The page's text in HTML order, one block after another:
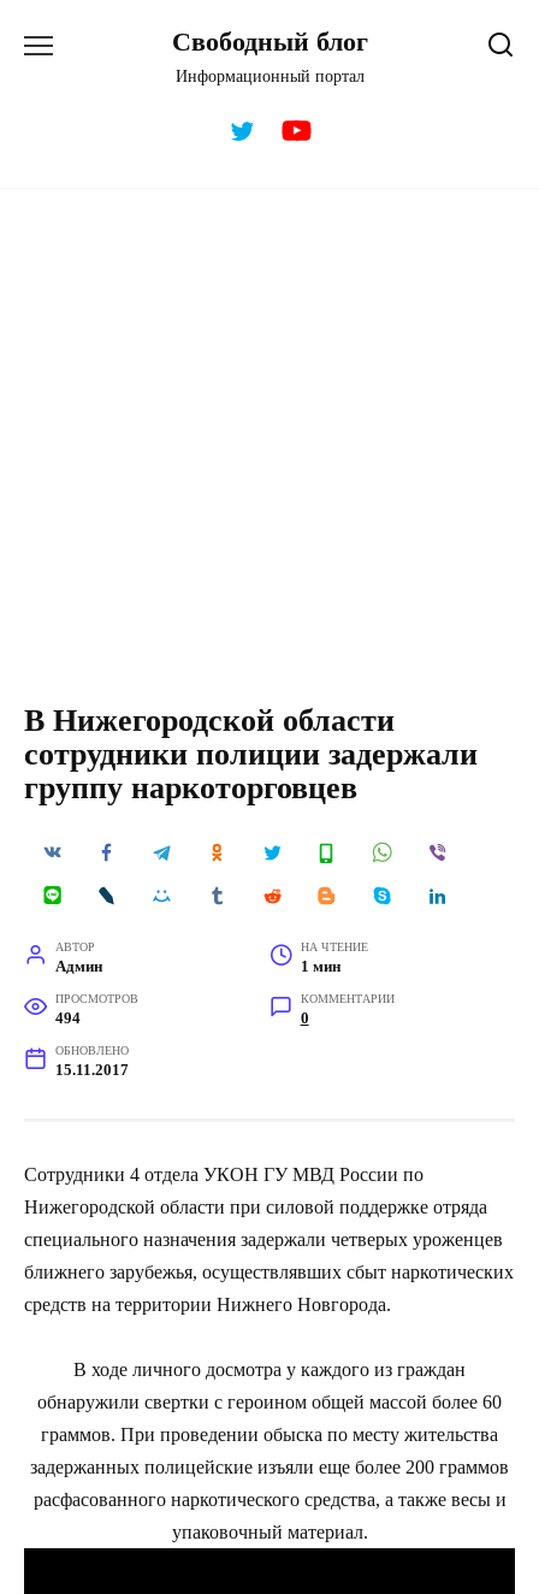
Свободный блог
Информационный портал
В Нижегородской области
сотрудники полиции задержали
группу наркоторговцев
АВТОР
Админ
НА ЧТЕНИЕ
1 мин
ПРОСМОТРОВ
494
КОММЕНТАРИИ
0
ОБНОВЛЕНО
15.11.2017
Сотрудники 4 отдела УКОН ГУ МВД России по
Нижегородской области при силовой поддержке отряда
специального назначения задержали четверых уроженцев
ближнего зарубежья, осуществлявших сбыт наркотических
средств на территории Нижнего Новгорода.
В ходе личного досмотра у каждого из граждан
обнаружили свертки с героином общей массой более 60
граммов. При проведении обыска по месту жительства
задержанных полицейские изъяли еще более 200 граммов
расфасованного наркотического средства, а также весы и
упаковочный материал.